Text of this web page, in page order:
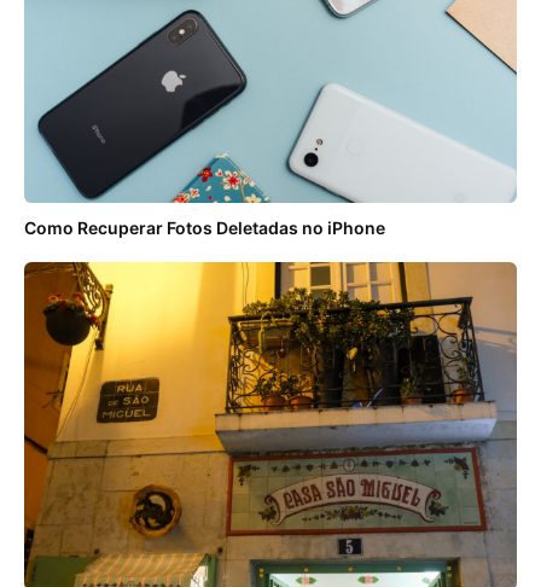
Como Recuperar Fotos Deletadas no iPhone